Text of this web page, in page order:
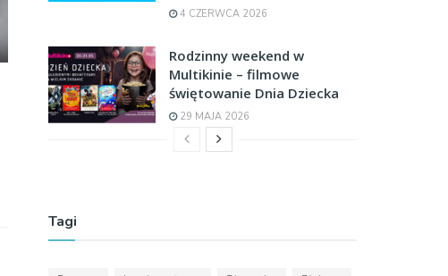
4 CZERWCA 2026
Rodzinny weekend w
Multikinie – filmowe
świętowanie Dnia Dziecka
29 MAJA 2026
Tagi